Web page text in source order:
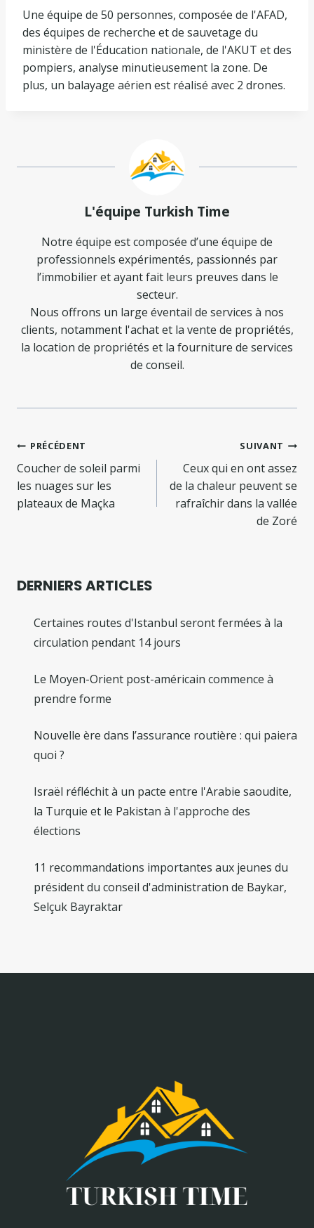
Une équipe de 50 personnes, composée de l'AFAD,
des équipes de recherche et de sauvetage du
ministère de l'Éducation nationale, de l'AKUT et des
pompiers, analyse minutieusement la zone. De
plus, un balayage aérien est réalisé avec 2 drones.
L'équipe Turkish Time
Notre équipe est composée d’une équipe de
professionnels expérimentés, passionnés par
l’immobilier et ayant fait leurs preuves dans le
secteur.
Nous offrons un large éventail de services à nos
clients, notamment l'achat et la vente de propriétés,
la location de propriétés et la fourniture de services
de conseil.
Navigation
de
l’article
PRÉCÉDENT
Coucher de soleil parmi
les nuages ​​sur les
plateaux de Maçka
SUIVANT
Ceux qui en ont assez
de la chaleur peuvent se
rafraîchir dans la vallée
de Zoré
DERNIERS ARTICLES
Certaines routes d'Istanbul seront fermées à la
circulation pendant 14 jours
Le Moyen-Orient post-américain commence à
prendre forme
Nouvelle ère dans l’assurance routière : qui paiera
quoi ?
Israël réfléchit à un pacte entre l'Arabie saoudite,
la Turquie et le Pakistan à l'approche des
élections
11 recommandations importantes aux jeunes du
président du conseil d'administration de Baykar,
Selçuk Bayraktar